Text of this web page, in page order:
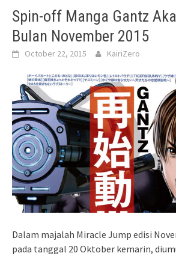
Spin-off Manga Gantz
Bulan November 2015
October 22, 2015 KairiZero
Dalam majalah Miracle Jump edisi
pada tanggal 20 Oktober kemarin,